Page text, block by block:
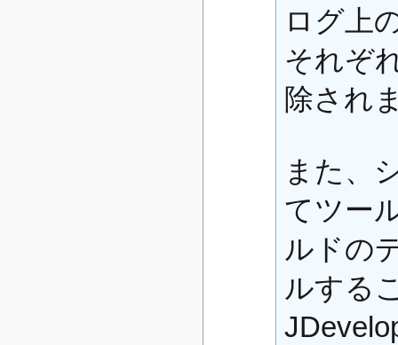
ログ上
それぞ
除され
また、
てツー
ルドの
ルする